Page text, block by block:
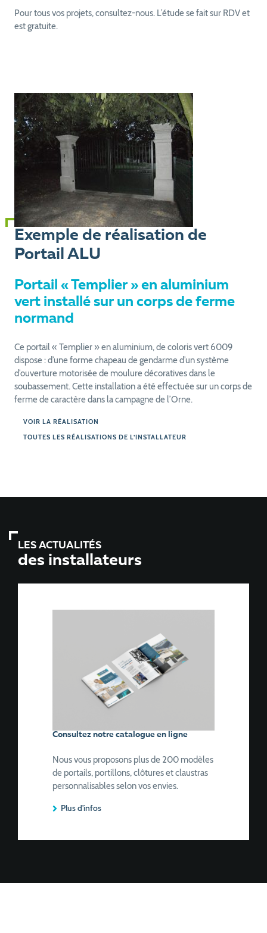
Pour tous vos projets, consultez-nous. L’étude se fait sur RDV et
est gratuite.
Exemple de réalisation de
Portail ALU
Portail « Templier » en aluminium
vert installé sur un corps de ferme
normand
Ce portail « Templier » en aluminium, de coloris vert 6009
dispose : d’une forme chapeau de gendarme d’un système
d’ouverture motorisée de moulure décoratives dans le
soubassement. Cette installation a été effectuée sur un corps de
ferme de caractère dans la campagne de l’Orne.
VOIR LA RÉALISATION
TOUTES LES RÉALISATIONS DE L’INSTALLATEUR
LES ACTUALITÉS
des installateurs
Consultez notre catalogue en ligne
Nous vous proposons plus de 200 modèles
de portails, portillons, clôtures et claustras
personnalisables selon vos envies.
Plus d'infos